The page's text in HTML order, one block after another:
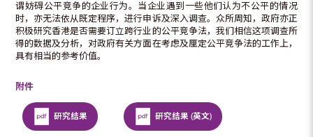
谓妨碍公平竞争的企业行为。当企业遇到一些他们认为不公平的情况
时，亦无法依从既定程序，进行申诉及深入调查。众所周知，政府亦正
积极研究香港是否需要订立跨行业的公平竞争法，我们相信这项调查所
得的数据及分析，对政府有关方面在考虑及厘定公平竞争法的工作上，
具有相当的参考价值。
附件
研究结果 研究结果 (英文)